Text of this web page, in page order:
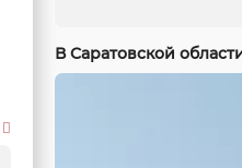
В Саратовской